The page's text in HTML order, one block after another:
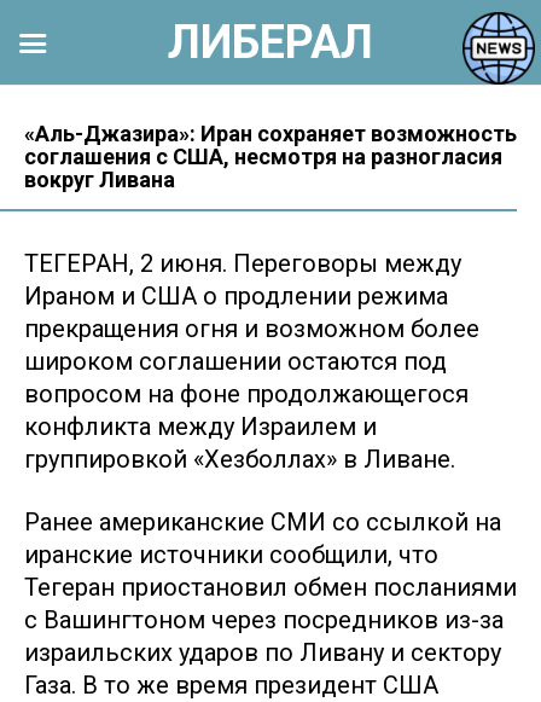
контенту
«Аль-Джазира»: Иран сохраняет возможность
соглашения с США, несмотря на разногласия
вокруг Ливана
ТЕГЕРАН, 2 июня. Переговоры между
Ираном и США о продлении режима
прекращения огня и возможном более
широком соглашении остаются под
вопросом на фоне продолжающегося
конфликта между Израилем и
группировкой «Хезболлах» в Ливане.
Ранее американские СМИ со ссылкой на
иранские источники сообщили, что
Тегеран приостановил обмен посланиями
с Вашингтоном через посредников из-за
израильских ударов по Ливану и сектору
Газа. В то же время президент США
ЛИБЕРАЛ